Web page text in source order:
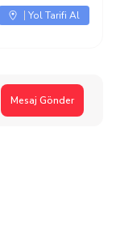
Mesaj Gönder
Yol Tarifi Al